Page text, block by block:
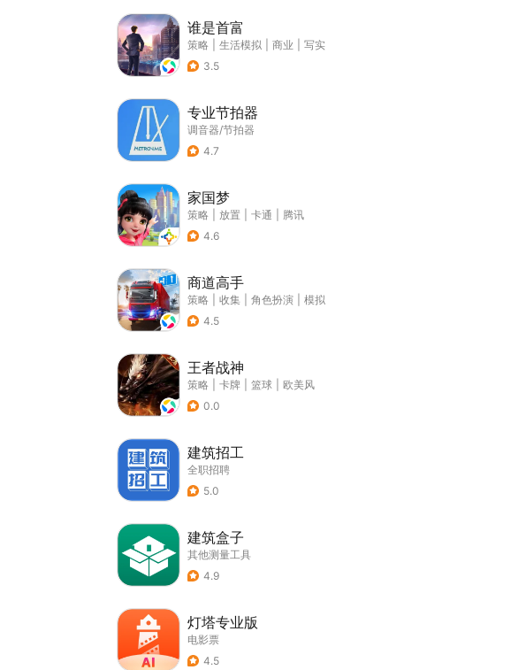
谁是首富
策略 生活模拟 商业
写实
3.5
专业节拍器
调音器/节拍器
4.7
家国梦
策略 放置 卡通
腾讯
4.6
商道高手
策略 收集 角色扮演
模拟
4.5
王者战神
策略 卡牌 篮球
欧美风
0.0
建筑招工
全职招聘
5.0
建筑盒子
其他测量工具
4.9
灯塔专业版
电影票
4.5